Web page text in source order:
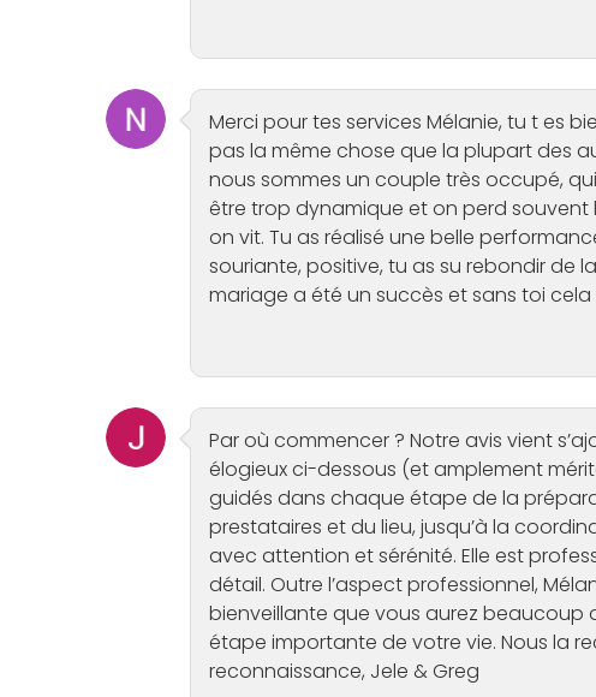
Merci pour tes services Mélanie, tu t es
pas la même chose que la plupart des
nous sommes un couple très occupé,
être trop dynamique et on perd souvent
on vit. Tu as réalisé une belle
souriante, positive, tu as su rebondir de
mariage a été un succès et sans toi
Par où commencer ? Notre avis vient
élogieux ci-dessous (et amplement
guidés dans chaque étape de la
prestataires et du lieu, jusqu’à la
avec attention et sérénité. Elle est
détail. Outre l’aspect professionnel,
bienveillante que vous aurez beaucoup
étape importante de votre vie. Nous la
reconnaissance, Jele & Greg